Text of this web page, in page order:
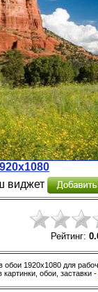
виджет
Рейтинг:
обои 1920x1080 для
обои, заставки -